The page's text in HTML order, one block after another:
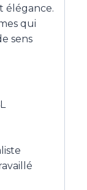
élégance.
qui
sens